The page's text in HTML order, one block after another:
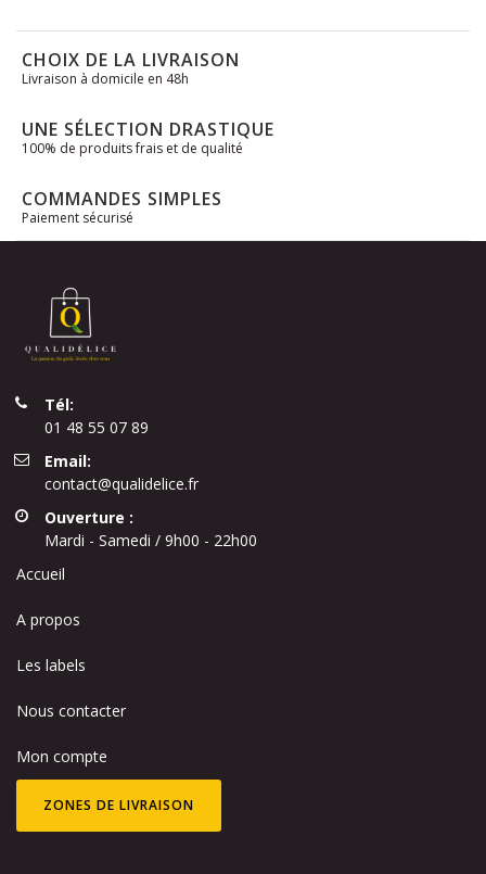
CHOIX DE LA LIVRAISON
Livraison à domicile en 48h
UNE SÉLECTION DRASTIQUE
100% de produits frais et de qualité
COMMANDES SIMPLES
Paiement sécurisé
Tél:
01 48 55 07 89
Email:
contact@qualidelice.fr
Ouverture :
Mardi - Samedi / 9h00 - 22h00
Accueil
A propos
Les labels
Nous contacter
Mon compte
ZONES DE LIVRAISON